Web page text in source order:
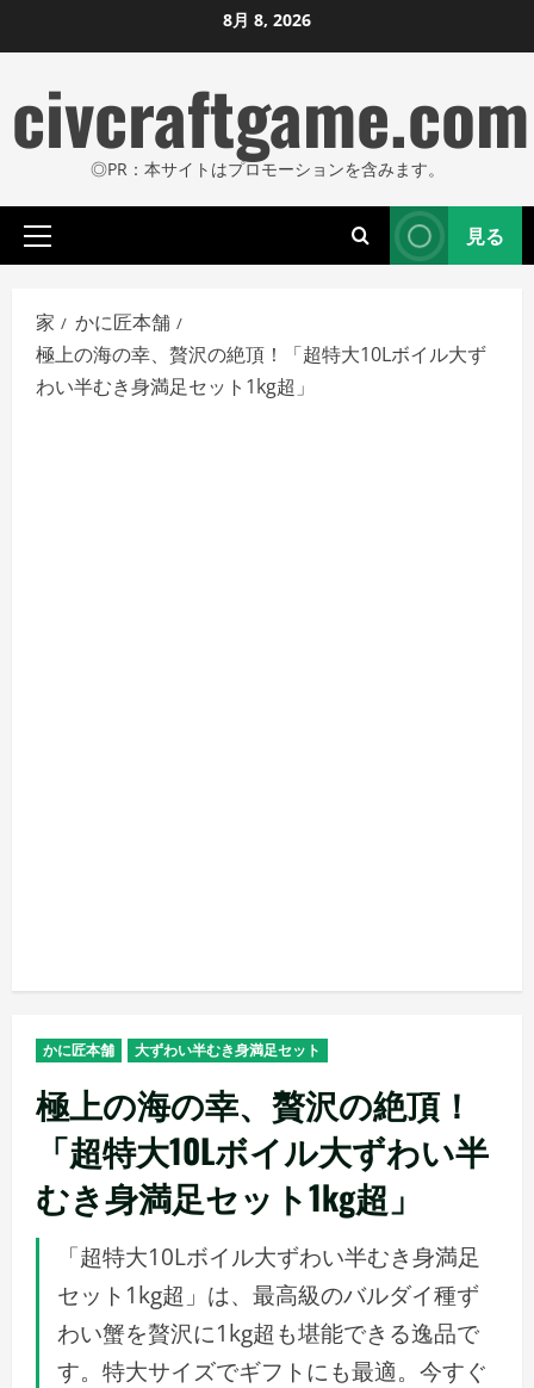
ン
ン
ツ
ス
ッ
8月 8, 2026
civcraftgame.com
◎PR：本サイトはプロモーションを含みます。
プ
イ
マ
リ
メ
見る
家
かに匠本舗
極上の海の幸、贅沢の絶頂！「超特大10Lボイル大ず
わい半むき身満足セット1kg超」
かに匠本舗 大ずわい半むき身満足セット
極上の海の幸、贅沢の絶頂！
「超特大10Lボイル大ずわい半
むき身満足セット1kg超」
「超特大10Lボイル大ずわい半むき身満足
セット1kg超」は、最高級のバルダイ種ず
わい蟹を贅沢に1kg超も堪能できる逸品で
す。特大サイズでギフトにも最適。今すぐ